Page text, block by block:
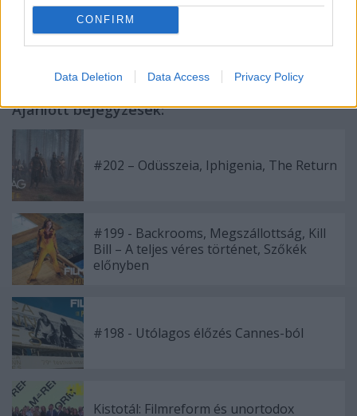
CONFIRM
Data Deletion Data Access Privacy Policy
premier új dráma
Ajánlott bejegyzések:
#202 – Odüsszeia, Iphigenia, The Return
#199 - Backrooms, Megszállottság, Kill
Bill – A teljes véres történet, Szőkék
előnyben
#198 - Utólagos élőzés Cannes-ból
Kistotál: Filmreform és unortodox